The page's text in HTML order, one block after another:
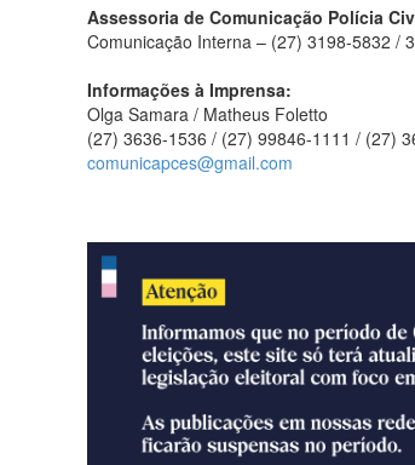
Assessoria de Comunicação Polícia
Comunicação Interna – (27) 3198-5832 /
Informações à Imprensa:
Olga Samara / Matheus Foletto
(27) 3636-1536 / (27) 99846-1111 / (27)
comunicapces@gmail.com